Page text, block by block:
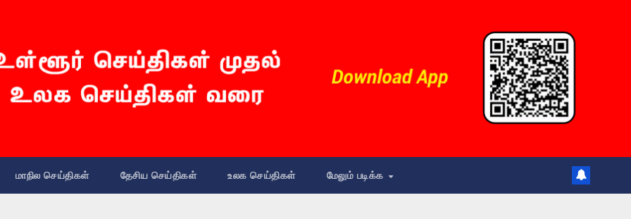
மாநில செய்திகள் தேசிய செய்திகள் உலக செய்திகள் மேலும் படிக்க